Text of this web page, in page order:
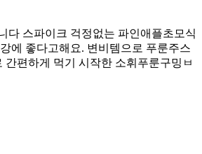
다 스파이크 걱정없는 파인애플초모식
에 좋다고해요. 변비템으로 푸룬주스
간편하게 먹기 시작한 소휘푸룬구밍ㅂ